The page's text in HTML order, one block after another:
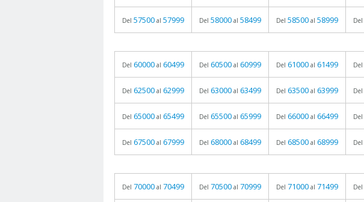
Del 57500 al 57999 Del 58000 al 58499 Del 58500 al 58999 Del
Del 60000 al 60499 Del 60500 al 60999 Del 61000 al 61499 Del
Del 62500 al 62999 Del 63000 al 63499 Del 63500 al 63999 Del
Del 65000 al 65499 Del 65500 al 65999 Del 66000 al 66499 Del
Del 67500 al 67999 Del 68000 al 68499 Del 68500 al 68999 Del
Del 70000 al 70499 Del 70500 al 70999 Del 71000 al 71499 Del